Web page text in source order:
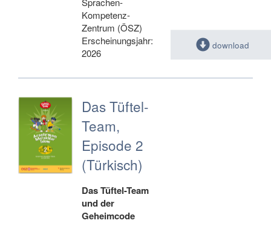
Kompetenz-
Zentrum (ÖSZ)
Erscheinungsjahr:
2026
download
Das Tüftel-
Team,
Episode 2
(Türkisch)
Das Tüftel-Team
und der
Geheimcode